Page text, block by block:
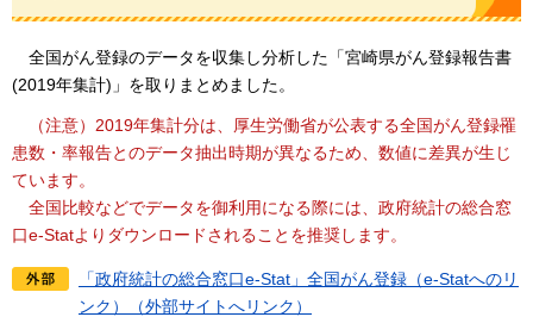
全国がん登録のデータを収集し分析した「宮崎県がん登録報告書
(2019年集計)」を取りまとめました。
（注意）2019年集計分は、厚生労働省が公表する全国がん登録罹
患数・率報告とのデータ抽出時期が異なるため、数値に差異が生じ
ています。
全国比較などでデータを御利用になる際には、政府統計の総合窓
口e-Statよりダウンロードされることを推奨します。
「政府統計の総合窓口e-Stat」全国がん登録（e-Statへのリ
ンク）（外部サイトへリンク）